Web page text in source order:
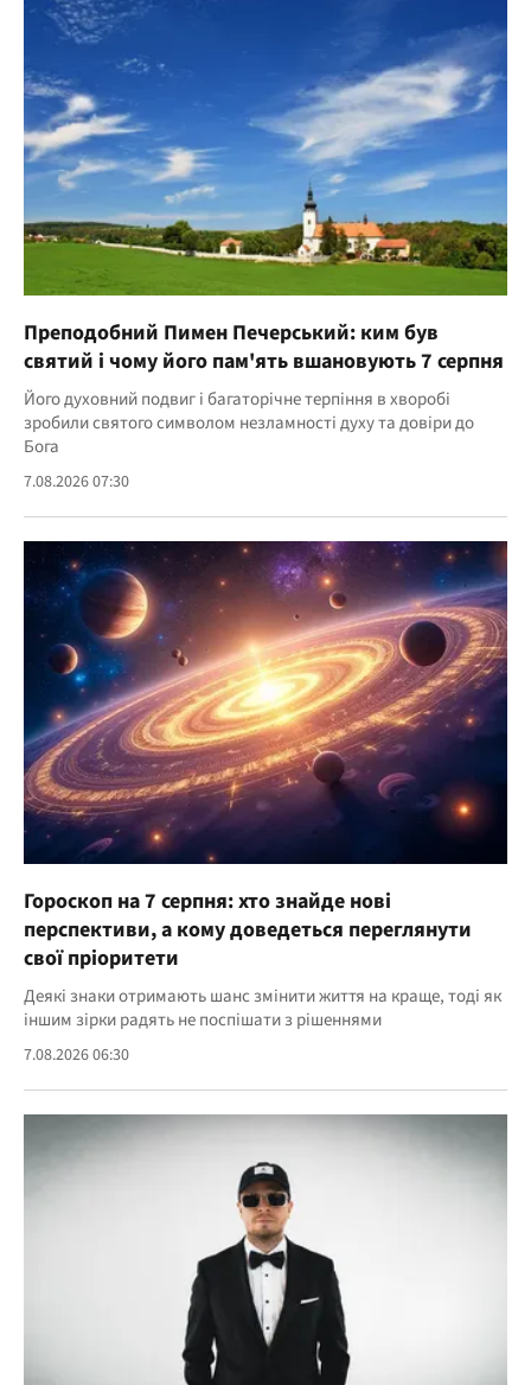
Преподобний Пимен Печерський: ким був
святий і чому його пам'ять вшановують 7 серпня
Його духовний подвиг і багаторічне терпіння в хворобі
зробили святого символом незламності духу та довіри до
Бога
7.08.2026 07:30
Гороскоп на 7 серпня: хто знайде нові
перспективи, а кому доведеться переглянути
свої пріоритети
Деякі знаки отримають шанс змінити життя на краще, тоді як
іншим зірки радять не поспішати з рішеннями
7.08.2026 06:30